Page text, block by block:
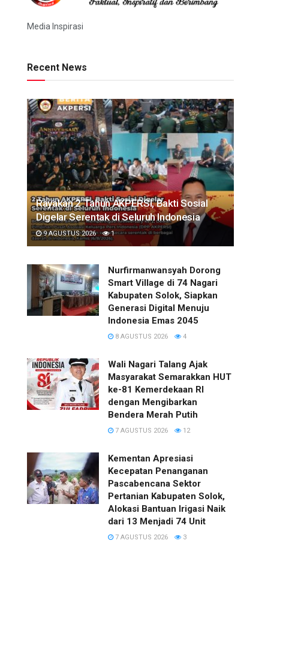
Media Inspirasi
Recent News
Rayakan 2 Tahun AKPERSI, Bakti Sosial
Digelar Serentak di Seluruh Indonesia
9 AGUSTUS 2026 1
Nurfirmanwansyah Dorong
Smart Village di 74 Nagari
Kabupaten Solok, Siapkan
Generasi Digital Menuju
Indonesia Emas 2045
8 AGUSTUS 2026 4
Wali Nagari Talang Ajak
Masyarakat Semarakkan HUT
ke-81 Kemerdekaan RI
dengan Mengibarkan
Bendera Merah Putih
7 AGUSTUS 2026 12
Kementan Apresiasi
Kecepatan Penanganan
Pascabencana Sektor
Pertanian Kabupaten Solok,
Alokasi Bantuan Irigasi Naik
dari 13 Menjadi 74 Unit
7 AGUSTUS 2026 3